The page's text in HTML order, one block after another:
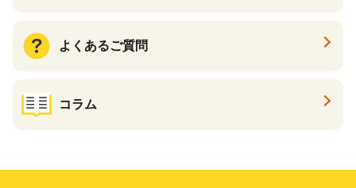
よくあるご質問
コラム